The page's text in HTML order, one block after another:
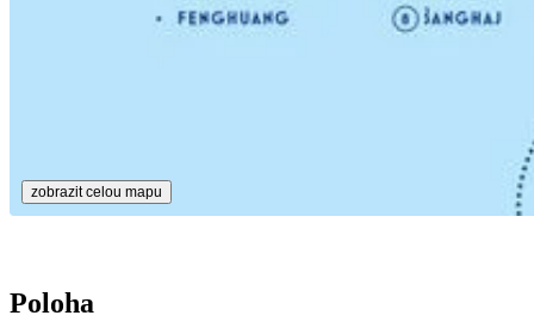
zobrazit celou mapu
Poloha